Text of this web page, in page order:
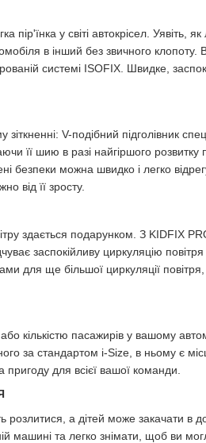
у світі автокрісел. Уявіть,
в інший без звичного клопоту.
системі ISOFIX. Швидке,
V-подібний підголівник
її шию в разі найгіршого розвитку
безпеки можна швидко і легко
від її зросту.
здається подарунком. З KIDFIX
заспокійливу циркуляцію повітря
для ще більшої циркуляції
кількістю пасажирів у вашому
за стандартом i-Size, в ньому є
для всієї вашої команди.
а дітей може закачати в
машині та легко знімати, щоб ви